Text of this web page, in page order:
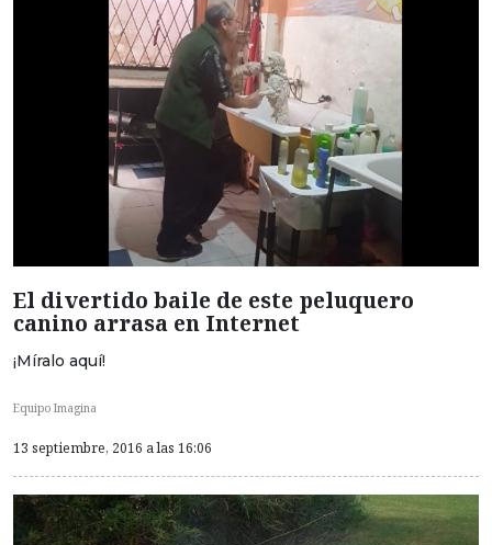
El divertido baile de este peluquero
canino arrasa en Internet
¡Míralo aquí!
Equipo Imagina
13 septiembre, 2016 a las 16:06